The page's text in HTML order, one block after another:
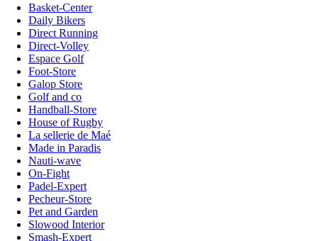
Basket-Center
Daily Bikers
Direct Running
Direct-Volley
Espace Golf
Foot-Store
Galop Store
Golf and co
Handball-Store
House of Rugby
La sellerie de Maé
Made in Paradis
Nauti-wave
On-Fight
Padel-Expert
Pecheur-Store
Pet and Garden
Slowood Interior
Smash-Expert